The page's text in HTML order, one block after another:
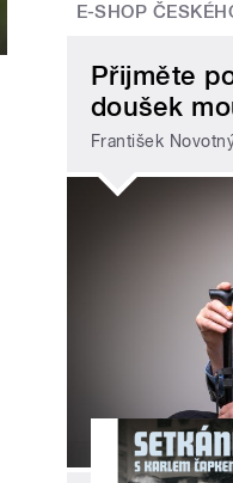
E-SHOP
Přijměte
doušek
František